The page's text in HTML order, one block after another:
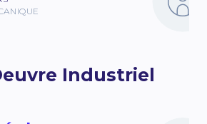
Industriel